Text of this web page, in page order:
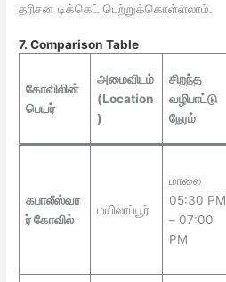
தரிசன டிக்கெட் பெற்றுக்கொள்ளலாம்.
7. Comparison Table
கோவிலின்
பெயர்
அமைவிடம்
(Location
)
சிறந்த
வழிபாட்டு
நேரம்
கபாலீஸ்வர
ர் கோவில்
மயிலாப்பூர்
மாலை
05:30 PM
– 07:00
PM